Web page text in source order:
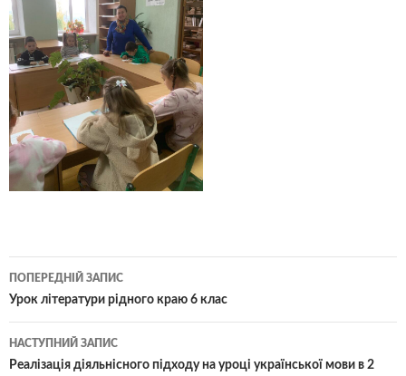
Навігація
по
записам
ПОПЕРЕДНІЙ ЗАПИС
Урок літератури рідного краю 6 клас
НАСТУПНИЙ ЗАПИС
Реалізація діяльнісного підходу на уроці української мови в 2